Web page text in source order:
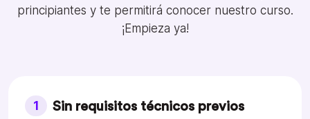
principiantes y te permitirá conocer nuestro curso.
¡Empieza ya!
1 Sin requisitos técnicos previos